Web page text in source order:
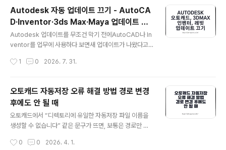
나타날 수 있습니다.웹브라우저에서는 인터넷이 정상인데
Autodesk 프로그램만 로그인·라이선스 확인에 실패한다
면 단순 회선 장애뿐 아니라 Autodesk 라이선싱 서비스,
Identity Manager, 계정 라이선스 할당, Windows 시
간, 방화벽, 프록시와 HTTPS 검사를 함께 확인해야 합니
Autodesk 자동 업데이트 끄기 - AutoCA
D·Inventor·3ds Max·Maya 업데이트 관
리
Autodesk 업데이트를 무조건 막기 전에AutoCAD나 In
ventor를 업무에 사용하다 보면새 업데이트가 나왔다고
같은 도면을 여러 명이 작업하거나Inventor 애드인, 3ds
는 환경이라면한 명만 먼저 업데이트한 뒤 예상하지 못한
오류가 생길 수 있습니다.저도 제조·설계 업무에서 CAD
프로그램을 업데이트할 때는새 기능보다 기존 도면, 템플
릿, 재질 라이브러리와라이선스 서버가 그대로 작동하는지
를 먼저 보는 편입니다.예전에는 Autodesk Desktop A
설명했지만,현재는 해당 앱이 Autodesk Access로 교
1 0 2026. 7. 31.
오토캐드 자동저장 오류 해결 방법 경로 변경
후에도 안 될 때
오토캐드에서 “디렉토리에 유일한 자동저장 파일 이름을
생성할 수 없습니다” 같은 문구가 뜨면, 보통은 경로만 한
EMP 폴더 대신 다른 위치로 바꾸면 끝날 줄 알았습니다.
0 0 2026. 4. 1.